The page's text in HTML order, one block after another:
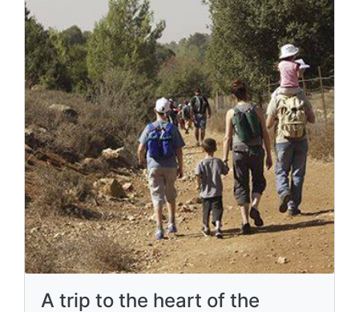
A trip to the heart of the